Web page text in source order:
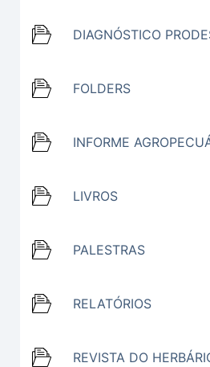
DIAGNÓSTICO
FOLDERS
INFORME
LIVROS
PALESTRAS
RELATÓRIOS
REVISTA DO